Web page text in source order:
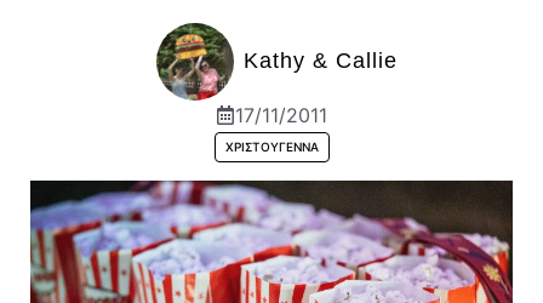
Kathy & Callie
17/11/2011
ΧΡΙΣΤΟΎΓΕΝΝΑ